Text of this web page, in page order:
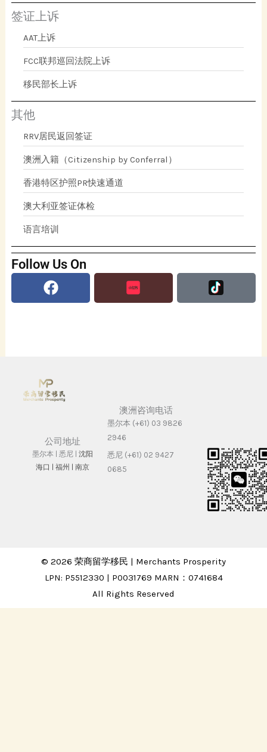
签证上诉
AAT上诉
FCC联邦巡回法院上诉
移民部长上诉
其他
RRV居民返回签证
澳洲入籍（Citizenship by Conferral）
香港特区护照PR快速通道
澳大利亚签证体检
语言培训
Follow Us On
Facebook
公司地址
墨尔本 | 悉尼 | 沈阳
海⼝ | 福州 | 南京
澳洲咨询电话
墨尔本 (+61) 03 9826
2946
悉尼 (+61) 02 9427
0685
© 2026 荣商留学移民 | Merchants Prosperity
LPN: P5512330 | P0031769 MARN：0741684
All Rights Reserved